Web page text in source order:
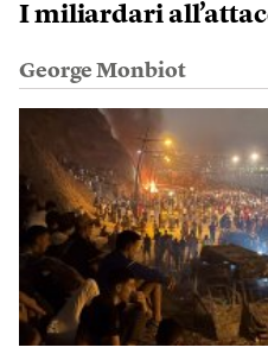
I miliardari
George Monbiot